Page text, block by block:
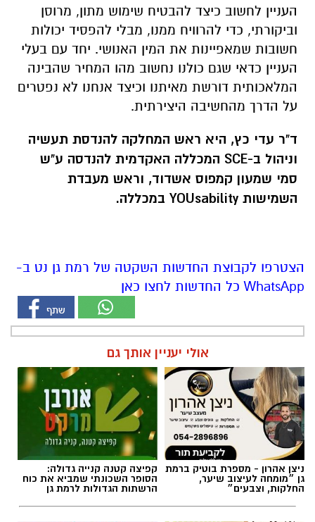
העניין לחשוב כיצד להבטיח שימוש מתון, מרוסן
וביקורתי, כדי להרוויח ממנו, מבלי להפסיד יכולות
חשובות שמאפיינות את המין האנושי. יחד עם בעלי
העניין כדאי שגם כולנו נחשוב מהו המחיר שהבינה
המלאכותית דורשת מאיתנו וכיצד אנחנו לא נפטרים
על הדרך מהחשיבה היצירתית.
ד"ר עדי כץ, היא ראש המחלקה להנדסת תעשיה
וניהול ב-SCE המכללה האקדמית להנדסה ע"ש
סמי שמעון קמפוס אשדוד, וראש מעבדת
השמישות YOUsability במכללה.
הצטרפו לקבוצת החדשות השקטה של רמת גן נט ב-
WhatsApp כל החדשות לחצו כאן
אולי יעניין אותך גם
ניצן אהרון - מספרת בוטיק ברמת
גן ״מומחה לעיצוב שיער,
החלקות, וצבעים״
קפיצה קטנה קנייה גדולה:
הסופר השכונתי שמביא את כוח
הרשתות הגדולות לרמת גן